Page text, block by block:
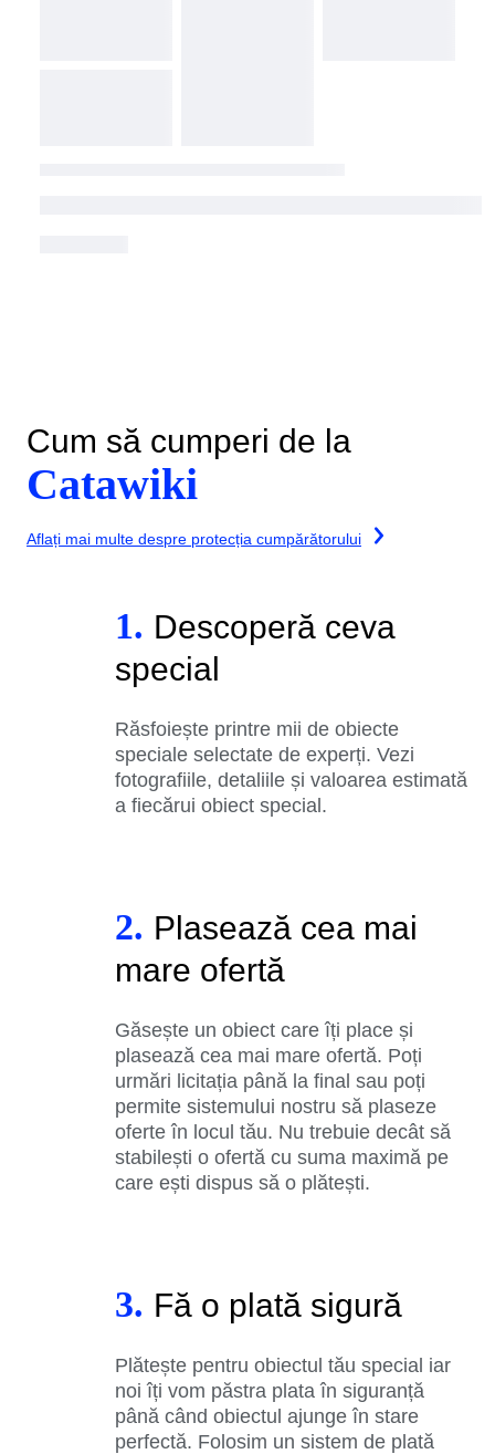
Cum să cumperi de la
Catawiki
Aflați mai multe despre protecția cumpărătorului
1. Descoperă ceva
special
Răsfoiește printre mii de obiecte
speciale selectate de experți. Vezi
fotografiile, detaliile și valoarea estimată
a fiecărui obiect special.
2. Plasează cea mai
mare ofertă
Găsește un obiect care îți place și
plasează cea mai mare ofertă. Poți
urmări licitația până la final sau poți
permite sistemului nostru să plaseze
oferte în locul tău. Nu trebuie decât să
stabilești o ofertă cu suma maximă pe
care ești dispus să o plătești.
3. Fă o plată sigură
Plătește pentru obiectul tău special iar
noi îți vom păstra plata în siguranță
până când obiectul ajunge în stare
perfectă. Folosim un sistem de plată